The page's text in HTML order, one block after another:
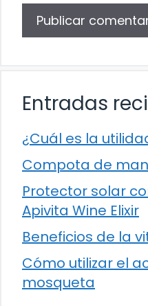
Entradas
¿Cuál es la
Compota de
Protector solar
Apivita Wine Elixir
Beneficios de la
Cómo utilizar el
mosqueta